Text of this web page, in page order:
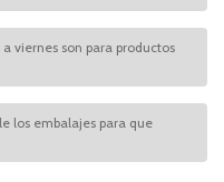
viernes son para productos
los embalajes para que